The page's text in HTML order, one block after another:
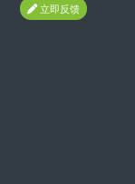
立即反馈